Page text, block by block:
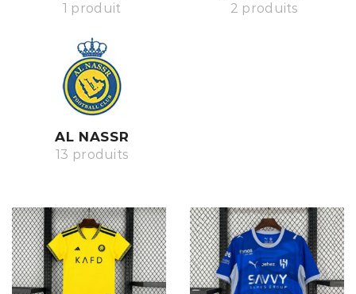
1 produit 2 produits
AL NASSR
13 produits